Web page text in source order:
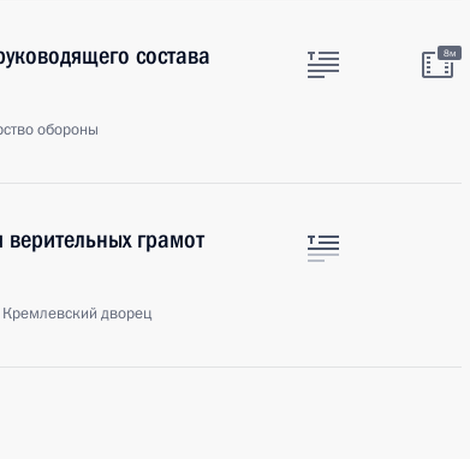
состава
обороны
8м
грамот
дворец